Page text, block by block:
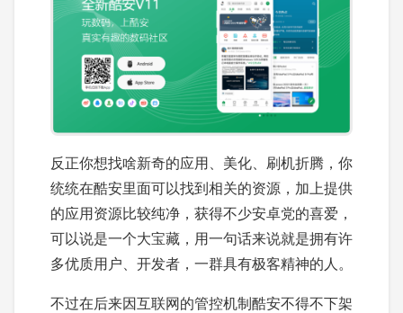
反正你想找啥新奇的应用、美化、刷机折腾，你
统统在酷安里面可以找到相关的资源，加上提供
的应用资源比较纯净，获得不少安卓党的喜爱，
可以说是一个大宝藏，用一句话来说就是拥有许
多优质用户、开发者，一群具有极客精神的人。
不过在后来因互联网的管控机制酷安不得不下架